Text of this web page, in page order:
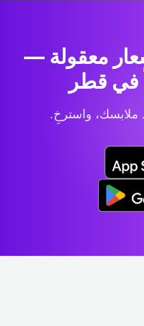
معقولة —
في قطر
ملابسك، واسترخِ.